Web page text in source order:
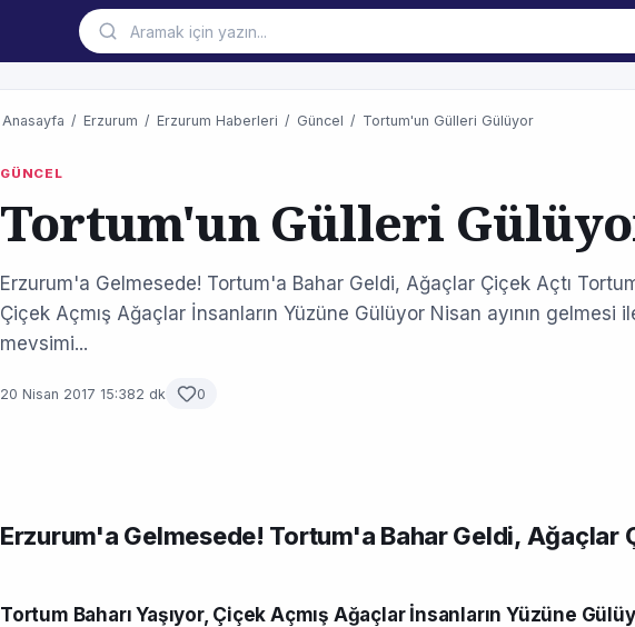
Anasayfa / Erzurum / Erzurum Haberleri / Güncel / Tortum'un Gülleri Gülüyor
GÜNCEL
Tortum'un Gülleri
Erzurum'a Gelmesede! Tortum'a Bahar Geldi, Ağaçlar Çiçek Açtı Tortum
Çiçek Açmış Ağaçlar İnsanların Yüzüne Gülüyor Nisan ayının gelmesi
mevsimi...
20 Nisan 2017 15:382 dk 0
Erzurum'a Gelmesede! Tortum'a Bahar Geldi, Ağaçlar
Tortum Baharı Yaşıyor, Çiçek Açmış Ağaçlar İnsanların Yüzüne